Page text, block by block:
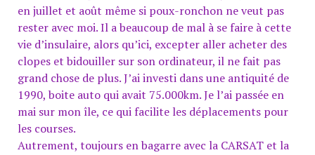
en juillet et août même si poux-ronchon ne veut pas
rester avec moi. Il a beaucoup de mal à se faire à cette
vie d’insulaire, alors qu’ici, excepter aller acheter des
clopes et bidouiller sur son ordinateur, il ne fait pas
grand chose de plus. J’ai investi dans une antiquité de
1990, boite auto qui avait 75.000km. Je l’ai passée en
mai sur mon île, ce qui facilite les déplacements pour
les courses.
Autrement, toujours en bagarre avec la CARSAT et la